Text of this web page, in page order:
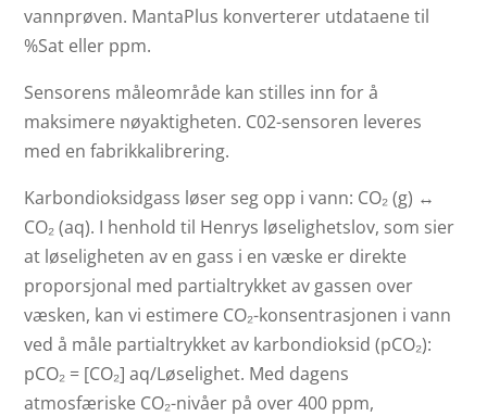
vannprøven. MantaPlus konverterer utdataene til
%Sat eller ppm.
Sensorens måleområde kan stilles inn for å
maksimere nøyaktigheten. C02-sensoren leveres
med en fabrikkalibrering.
Karbondioksidgass løser seg opp i vann: CO₂ (g) ↔
CO₂ (aq). I henhold til Henrys løselighetslov, som sier
at løseligheten av en gass i en væske er direkte
proporsjonal med partialtrykket av gassen over
væsken, kan vi estimere CO₂-konsentrasjonen i vann
ved å måle partialtrykket av karbondioksid (pCO₂):
pCO₂ = [CO₂] aq/Løselighet. Med dagens
atmosfæriske CO₂-nivåer på over 400 ppm,